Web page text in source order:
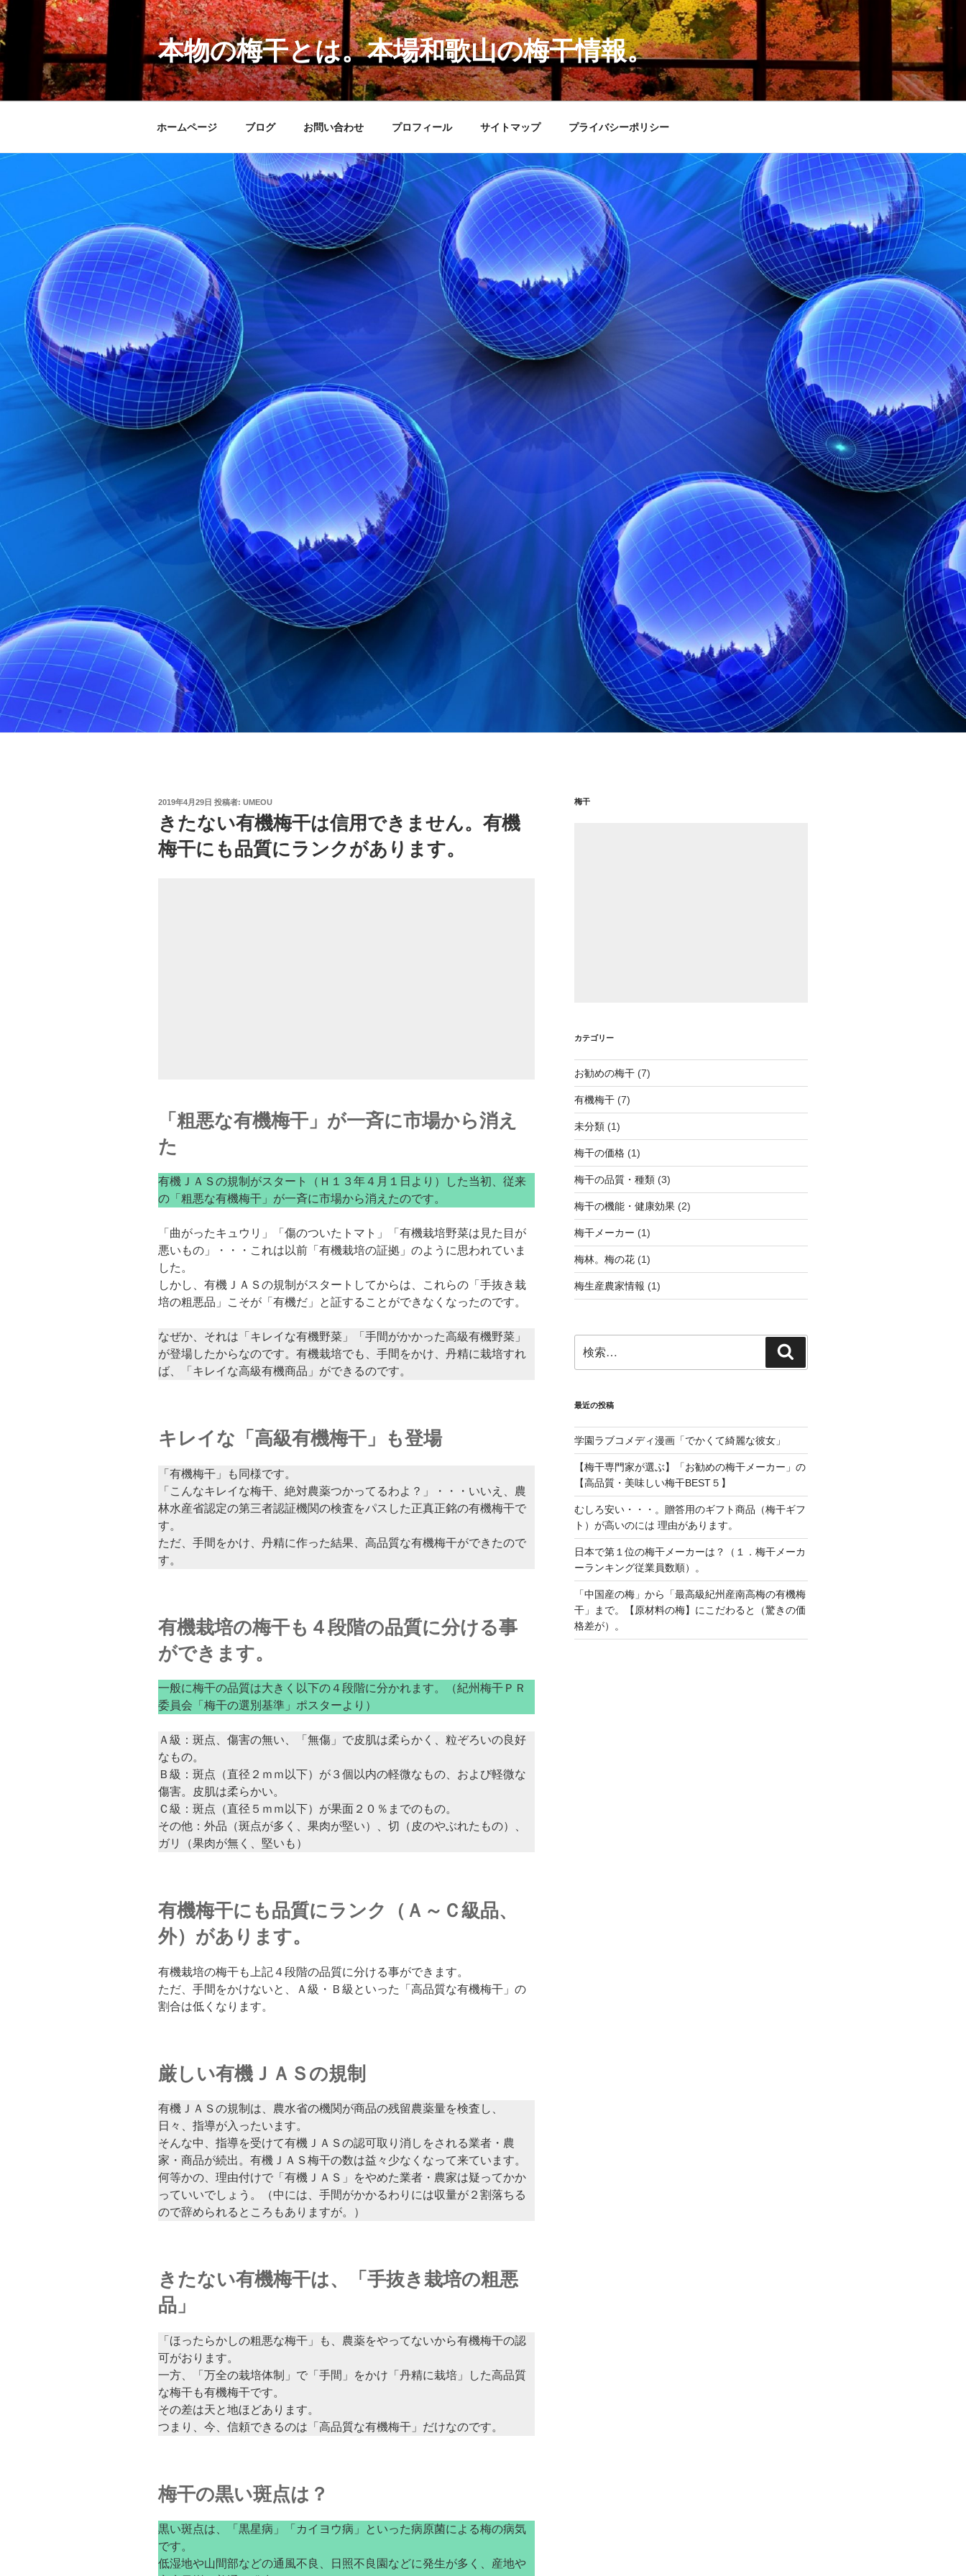
コ
ン
テ
ン
ツ
へ
プ
本物の梅干とは。本場和歌山の梅干情報。
ホームページ ブログ お問い合わせ プロフィール サイトマップ プライバシーポリシー
投
日:
2019年4月29日 投稿者: UMEOU
きたない有機梅干は信用できません。有機
梅干にも品質にランクがあります。
「粗悪な有機梅干」が一斉に市場から消え
た
有機ＪＡＳの規制がスタート（Ｈ１３年４月１日より）した当初、従来
の「粗悪な有機梅干」が一斉に市場から消えたのです。
「曲がったキュウリ」「傷のついたトマト」「有機栽培野菜は見た目が
悪いもの」・・・これは以前「有機栽培の証拠」のように思われていま
した。
しかし、有機ＪＡＳの規制がスタートしてからは、これらの「手抜き栽
培の粗悪品」こそが「有機だ」と証することができなくなったのです。
なぜか、それは「キレイな有機野菜」「手間がかかった高級有機野菜」
が登場したからなのです。有機栽培でも、手間をかけ、丹精に栽培すれ
ば、「キレイな高級有機商品」ができるのです。
キレイな「高級有機梅干」も登場
「有機梅干」も同様です。
「こんなキレイな梅干、絶対農薬つかってるわよ？」・・・いいえ、農
林水産省認定の第三者認証機関の検査をパスした正真正銘の有機梅干で
す。
ただ、手間をかけ、丹精に作った結果、高品質な有機梅干ができたので
す。
有機栽培の梅干も４段階の品質に分ける事
ができます。
一般に梅干の品質は大きく以下の４段階に分かれます。（紀州梅干ＰＲ
委員会「梅干の選別基準」ポスターより）
Ａ級：斑点、傷害の無い、「無傷」で皮肌は柔らかく、粒ぞろいの良好
なもの。
Ｂ級：斑点（直径２ｍｍ以下）が３個以内の軽微なもの、および軽微な
傷害。皮肌は柔らかい。
Ｃ級：斑点（直径５ｍｍ以下）が果面２０％までのもの。
その他：外品（斑点が多く、果肉が堅い）、切（皮のやぶれたもの）、
ガリ（果肉が無く、堅いも）
有機梅干にも品質にランク（Ａ～Ｃ級品、
外）があります。
有機栽培の梅干も上記４段階の品質に分ける事ができます。
ただ、手間をかけないと、Ａ級・Ｂ級といった「高品質な有機梅干」の
割合は低くなります。
厳しい有機ＪＡＳの規制
有機ＪＡＳの規制は、農水省の機関が商品の残留農薬量を検査し、
日々、指導が入ったいます。
そんな中、指導を受けて有機ＪＡＳの認可取り消しをされる業者・農
家・商品が続出。有機ＪＡＳ梅干の数は益々少なくなって来ています。
何等かの、理由付けで「有機ＪＡＳ」をやめた業者・農家は疑ってかか
っていいでしょう。（中には、手間がかかるわりには収量が２割落ちる
ので辞められるところもありますが。）
きたない有機梅干は、「手抜き栽培の粗悪
品」
「ほったらかしの粗悪な梅干」も、農薬をやってないから有機梅干の認
可がおります。
一方、「万全の栽培体制」で「手間」をかけ「丹精に栽培」した高品質
な梅干も有機梅干です。
その差は天と地ほどあります。
つまり、今、信頼できるのは「高品質な有機梅干」だけなのです。
梅干の黒い斑点は？
黒い斑点は、「黒星病」「カイヨウ病」といった病原菌による梅の病気
です。
低湿地や山間部などの通風不良、日照不良園などに発生が多く、産地や
梅干
カテゴリー
お勧めの梅干(7)
有機梅干(7)
未分類(1)
梅干の価格(1)
梅干の品質・種類(3)
梅干の機能・健康効果(2)
梅干メーカー (1)
梅林。梅の花(1)
梅生産農家情報 (1)
索:
索
最近の投稿
学園ラブコメディ漫画「でかくて綺麗な彼女」
【梅干専門家が選ぶ】「お勧めの梅干メーカー」の
【高品質・美味しい梅干BEST５】
むしろ安い・・・。贈答用のギフト商品（梅干ギフ
ト）が高いのには 理由があります。
日本で第１位の梅干メーカーは？（１．梅干メーカ
ーランキング従業員数順）。
「中国産の梅」から「最高級紀州産南高梅の有機梅
干」まで。【原材料の梅】にこだわると（驚きの価
格差が）。